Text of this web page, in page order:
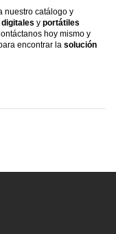
nuestro catálogo y
y portátiles
hoy mismo y
encontrar la solución